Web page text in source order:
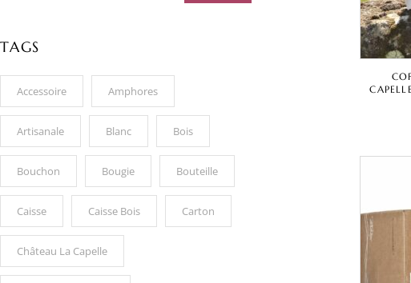
TAGS
Accessoire Amphores
Artisanale Blanc Bois
Bouchon Bougie Bouteille
Caisse Caisse Bois Carton
Château La Capelle